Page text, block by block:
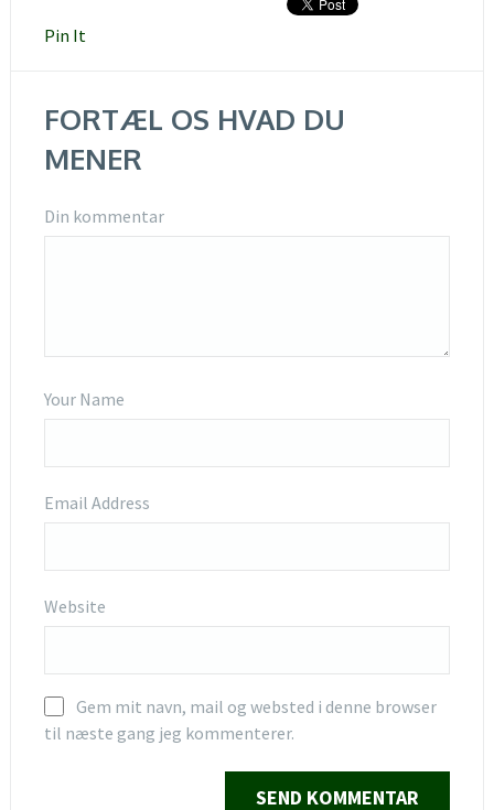
Pin It
FORTÆL OS HVAD DU
MENER
Din kommentar
Your Name
Email Address
Website
Gem mit navn, mail og websted i denne browser
til næste gang jeg kommenterer.